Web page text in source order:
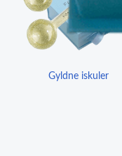
Gyldne iskuler